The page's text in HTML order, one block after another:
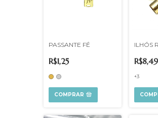
PASSANTE FÉ
R$1,25
COMPRAR
ILHÓS
R$8,49
+3